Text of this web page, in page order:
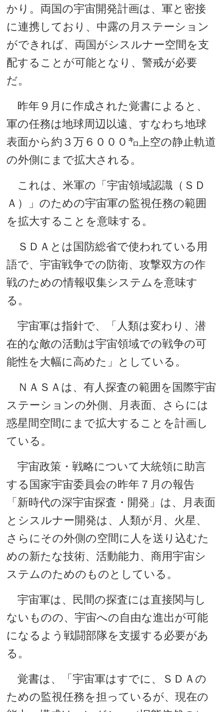
かり。両国の宇宙開発計画は、軍と密接
に連携しており、中露の月ステーション
ができれば、両国がシスルナー空間を支
配することが可能となり、警戒が必要
だ。
昨年９月に作成された覚書によると、
軍の任務は地球周辺以遠、すなわち地球
表面から約３万６０００㌔上空の静止軌道
の外側にまで拡大される。
これは、米軍の「宇宙領域認識（ＳＤ
Ａ）」のための宇宙軍の監視任務の範囲
を拡大することを意味する。
ＳＤＡとは国防総省で使われている用
語で、宇宙戦争での防衛、攻撃双方の作
戦のための情報収集システムを意味す
る。
宇宙軍は指針で、「人類は変わり、潜
在的な敵の活動は宇宙領域での戦争の可
能性を大幅に高めた」としている。
ＮＡＳＡは、有人探査の範囲を国際宇宙
ステーションの外側、月表面、さらには
惑星間空間にまで拡大することを計画し
ている。
宇宙政策・戦略について大統領に助言
する国家宇宙委員会の昨年７月の報告
「新時代の深宇宙探査・開発」は、月表面
とシスルナー開発は、人類が月、火星、
さらにその外側の空間に人を送り込むた
めの新たな技術、活動能力、商用宇宙シ
ステムのためのものとしている。
宇宙軍は、民間の探査には直接関与し
ないものの、宇宙への自由な進出が可能
になるよう戦闘部隊を支援する必要があ
る。
覚書は、「宇宙軍はすでに、ＳＤＡの
ための監視任務を担っているが、現在の